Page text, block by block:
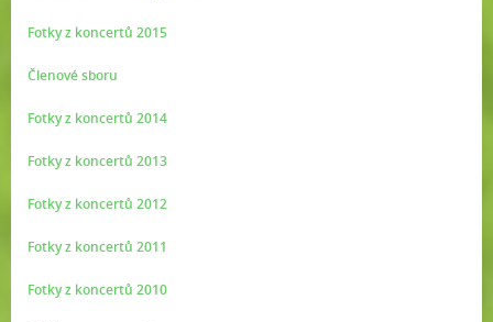
Fotky z koncertů 2015
Členové sboru
Fotky z koncertů 2014
Fotky z koncertů 2013
Fotky z koncertů 2012
Fotky z koncertů 2011
Fotky z koncertů 2010